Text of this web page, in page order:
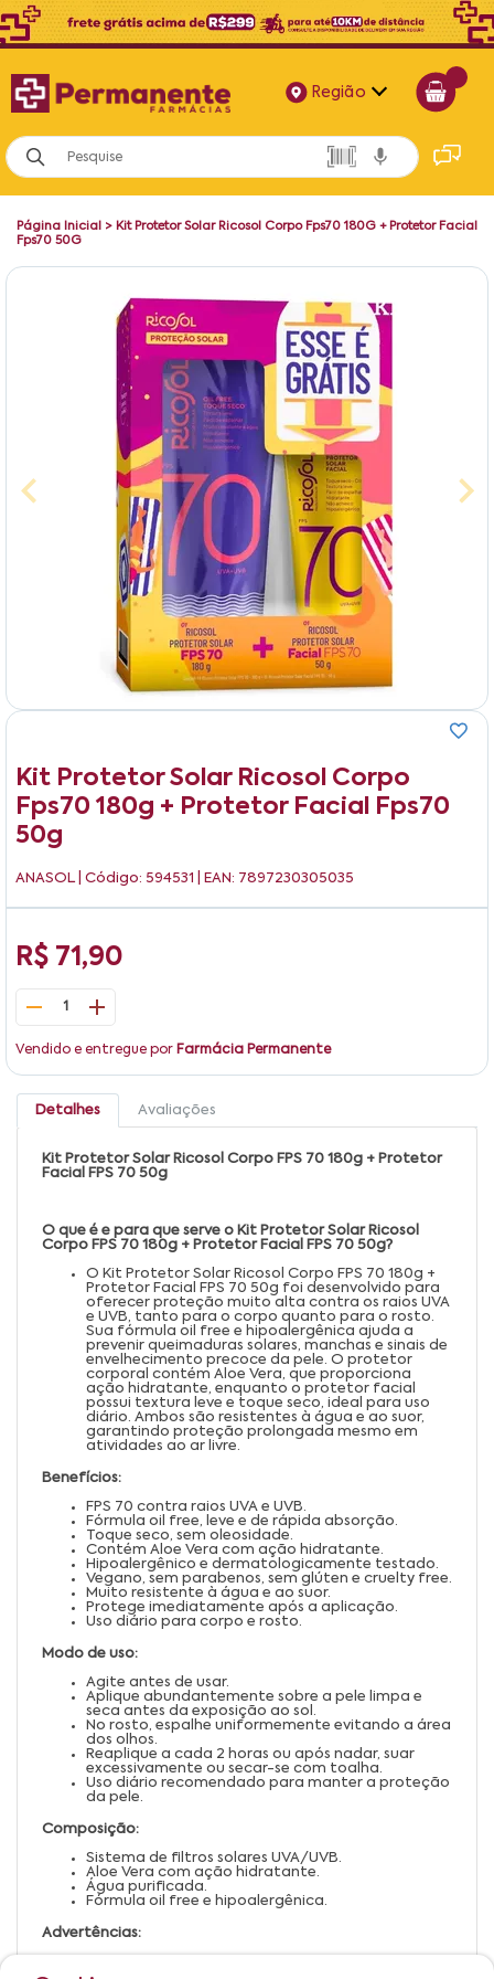
Região
Alagoas
Bahia
Página Inicial > Kit Protetor Solar Ricosol Corpo Fps70 180G + Protetor Facial
Fps70 50G
Kit Protetor Solar Ricosol Corpo
Fps70 180g + Protetor Facial Fps70
50g
ANASOL | Código: 594531 | EAN: 7897230305035
R$ 71,90
1
Vendido e entregue por Farmácia Permanente
Detalhes Avaliações
Kit Protetor Solar Ricosol Corpo FPS 70 180g + Protetor
Facial FPS 70 50g
O que é e para que serve o Kit Protetor Solar Ricosol
Corpo FPS 70 180g + Protetor Facial FPS 70 50g?
O Kit Protetor Solar Ricosol Corpo FPS 70 180g +
Protetor Facial FPS 70 50g foi desenvolvido para
oferecer proteção muito alta contra os raios UVA
e UVB, tanto para o corpo quanto para o rosto.
Sua fórmula oil free e hipoalergênica ajuda a
prevenir queimaduras solares, manchas e sinais de
envelhecimento precoce da pele. O protetor
corporal contém Aloe Vera, que proporciona
ação hidratante, enquanto o protetor facial
possui textura leve e toque seco, ideal para uso
diário. Ambos são resistentes à água e ao suor,
garantindo proteção prolongada mesmo em
atividades ao ar livre.
Benefícios:
FPS 70 contra raios UVA e UVB.
Fórmula oil free, leve e de rápida absorção.
Toque seco, sem oleosidade.
Contém Aloe Vera com ação hidratante.
Hipoalergênico e dermatologicamente testado.
Vegano, sem parabenos, sem glúten e cruelty free.
Muito resistente à água e ao suor.
Protege imediatamente após a aplicação.
Uso diário para corpo e rosto.
Modo de uso:
Agite antes de usar.
Aplique abundantemente sobre a pele limpa e
seca antes da exposição ao sol.
No rosto, espalhe uniformemente evitando a área
dos olhos.
Reaplique a cada 2 horas ou após nadar, suar
excessivamente ou secar-se com toalha.
Uso diário recomendado para manter a proteção
da pele.
Composição:
Sistema de filtros solares UVA/UVB.
Aloe Vera com ação hidratante.
Água purificada.
Fórmula oil free e hipoalergênica.
Advertências:
Em caso de irritação, suspender o uso e procurar